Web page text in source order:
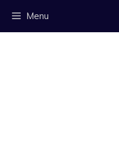
Menu